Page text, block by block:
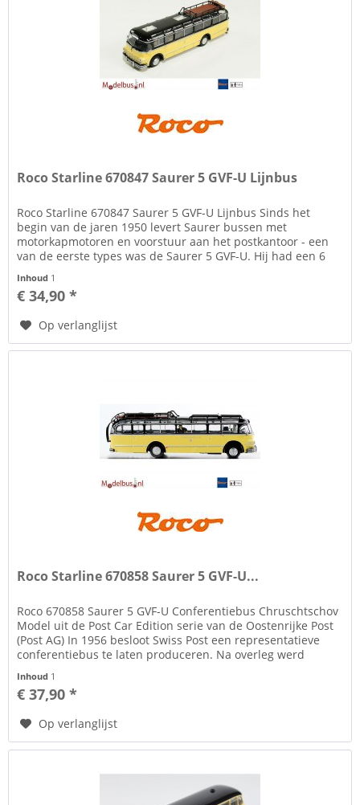
Roco Starline 670847 Saurer 5 GVF-U Lijnbus
Roco Starline 670847 Saurer 5 GVF-U Lijnbus Sinds het
begin van de jaren 1950 levert Saurer bussen met
motorkapmotoren en voorstuur aan het postkantoor - een
van de eerste types was de Saurer 5 GVF-U. Hij had een 6
Inhoud 1
€ 34,90 *
Op verlanglijst
Roco Starline 670858 Saurer 5 GVF-U...
Roco 670858 Saurer 5 GVF-U Conferentiebus Chruschtschov
Model uit de Post Car Edition serie van de Oostenrijke Post
(Post AG) In 1956 besloot Swiss Post een representatieve
conferentiebus te laten produceren. Na overleg werd
Inhoud 1
€ 37,90 *
Op verlanglijst